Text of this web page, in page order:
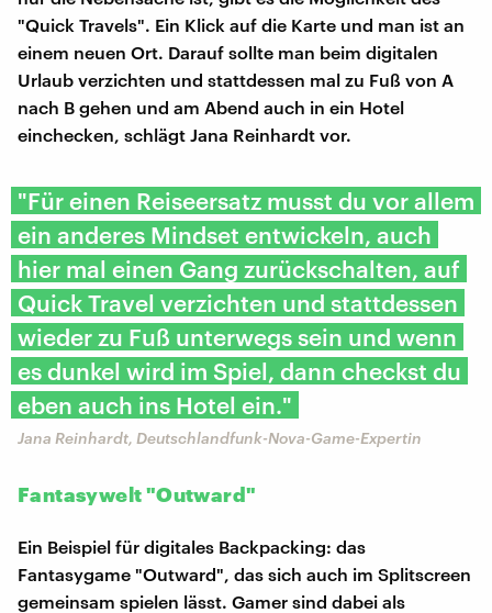
"Quick Travels". Ein Klick auf die Karte und man ist an
einem neuen Ort. Darauf sollte man beim digitalen
Urlaub verzichten und stattdessen mal zu Fuß von A
nach B gehen und am Abend auch in ein Hotel
einchecken, schlägt Jana Reinhardt vor.
"Für einen Reiseersatz musst du vor allem
ein anderes Mindset entwickeln, auch
hier mal einen Gang zurückschalten, auf
Quick Travel verzichten und stattdessen
wieder zu Fuß unterwegs sein und wenn
es dunkel wird im Spiel, dann checkst du
eben auch ins Hotel ein."
Jana Reinhardt, Deutschlandfunk-Nova-Game-Expertin
Fantasywelt "Outward"
Ein Beispiel für digitales Backpacking: das
Fantasygame "Outward", das sich auch im Splitscreen
gemeinsam spielen lässt. Gamer sind dabei als